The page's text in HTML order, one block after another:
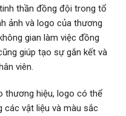
thần đồng đội trong tổ
ảnh và logo của thương
gian làm việc đồng
giúp tạo sự gắn kết và
viên.
thương hiệu, logo có thể
các vật liệu và màu sắc